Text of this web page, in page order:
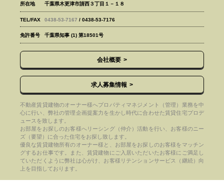
所在地 千葉県木更津市請西３丁目１－１８
TEL/FAX 0438-53-7167 / 0438-53-7176
免許番号 千葉県知事 (1) 第18501号
会社概要
求人募集情報
不動産賃貸建物のオーナー様へプロパティマネジメント（管理）業務を中
心に行い、弊社の管理企画提案力を生かし時代に合わせた賃貸住宅プロデ
ュースを致します。
お部屋をお探しのお客様へリーシング（仲介）活動を行い、お客様のニー
ズ（要望）に合った住宅をお探し致します。
優良な賃貸建物所有のオーナー様と、お部屋をお探しのお客様をマッチン
グするお仕事です。また、賃貸建物にご入居いただいたお客様にご満足し
ていただくように弊社は心がけ、お客様リテンションサービス（継続）向
上を目指しております。